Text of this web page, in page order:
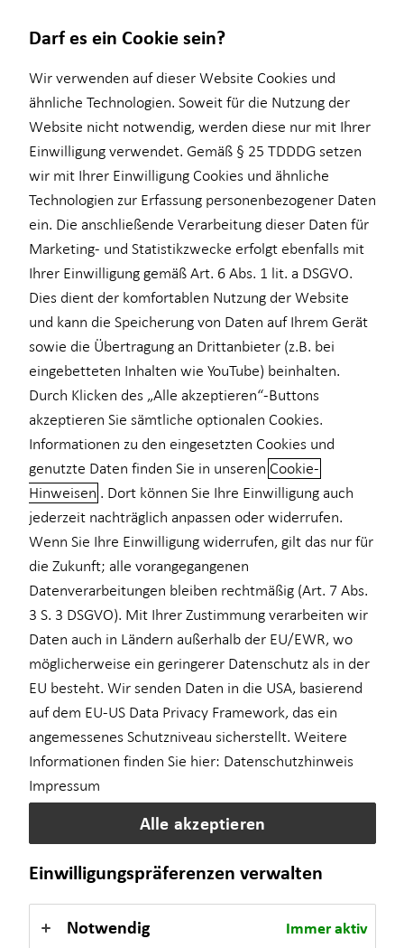
Ganzheitliche Beratung
Altersvorsorge
für Lehrkräfte
für Medizinberufe
für Unternehmen
Private Krankenvorsorge
Einkommenssicherung
Kindervorsorge
Sach- und Vermögenssicherung
Expat
Überblick
Finanzierungswege
Kapitalanlage Immobilien
Überblick
Steuerliche Vorteile
Überblick
Inflationsbegegnung
Über mich
Über HORBACH
Schadenabwicklung
Karrierechancen
Beratung für Lehrkräfte
Seit 1983 beraten wir bei der Horbach Wirtschaftsberatung
bundesweit Lehrerinnen, Lehrer und Lehramtsstudierende.
Gemeinsam mit Ihnen entwickele ich ein individuelles Finanz-
und Vorsorgekonzept, das genau auf Ihre berufliche und private
Situation zugeschnitten ist.
Als Lehrkraft stellen sie sich bestimmt viele Fragen: Reicht
meine spätere Pension aus? Sollte ich zusätzlich privat
vorsorgen? Was passiert bei einem Dienstunfall oder
Haftpflichtschaden? Welche Versicherungen sind sinnvoll?
Welche steuerlichen Vorteile kann ich nutzen?
Ich unterstütze Sie dabei, die passenden Antworten zu finden und
eine langfristige Strategie für Ihre finanzielle Sicherheit
aufzubauen.
Darf es ein Cookie sein?
Wir verwenden auf dieser Website Cookies und
ähnliche Technologien. Soweit für die Nutzung der
Website nicht notwendig, werden diese nur mit Ihrer
Einwilligung verwendet. Gemäß § 25 TDDDG setzen
wir mit Ihrer Einwilligung Cookies und ähnliche
Technologien zur Erfassung personenbezogener Daten
ein. Die anschließende Verarbeitung dieser Daten für
Marketing- und Statistikzwecke erfolgt ebenfalls mit
Ihrer Einwilligung gemäß Art. 6 Abs. 1 lit. a DSGVO.
Dies dient der komfortablen Nutzung der Website
und kann die Speicherung von Daten auf Ihrem Gerät
sowie die Übertragung an Drittanbieter (z.B. bei
eingebetteten Inhalten wie YouTube) beinhalten.
Durch Klicken des „Alle akzeptieren“-Buttons
akzeptieren Sie sämtliche optionalen Cookies.
Informationen zu den eingesetzten Cookies und
genutzte Daten finden Sie in unseren Cookie-
Hinweisen . Dort können Sie Ihre Einwilligung auch
jederzeit nachträglich anpassen oder widerrufen.
Wenn Sie Ihre Einwilligung widerrufen, gilt das nur für
die Zukunft; alle vorangegangenen
Datenverarbeitungen bleiben rechtmäßig (Art. 7 Abs.
3 S. 3 DSGVO). Mit Ihrer Zustimmung verarbeiten wir
Daten auch in Ländern außerhalb der EU/EWR, wo
möglicherweise ein geringerer Datenschutz als in der
EU besteht. Wir senden Daten in die USA, basierend
auf dem EU-US Data Privacy Framework, das ein
angemessenes Schutzniveau sicherstellt. Weitere
Informationen finden Sie hier: Datenschutzhinweis
Impressum
Alle akzeptieren
Einwilligungspräferenzen verwalten
Notwendig Immer aktiv